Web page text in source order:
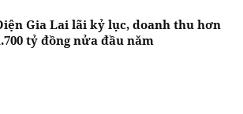
Gia Lai lãi kỷ lục, doanh thu hơn
tỷ đồng nửa đầu năm